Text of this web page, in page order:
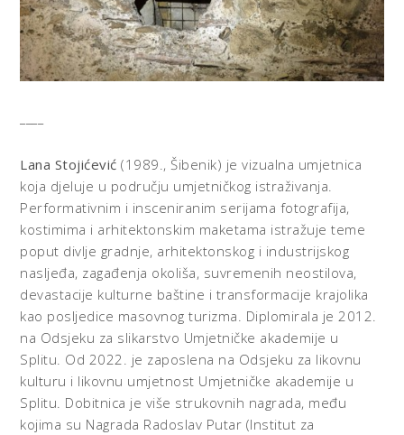
Lana Stojićević (1989., Šibenik) je vizualna umjetnica
koja djeluje u području umjetničkog istraživanja.
Performativnim i insceniranim serijama fotografija,
kostimima i arhitektonskim maketama istražuje teme
poput divlje gradnje, arhitektonskog i industrijskog
nasljeđa, zagađenja okoliša, suvremenih neostilova,
devastacije kulturne baštine i transformacije krajolika
kao posljedice masovnog turizma. Diplomirala je 2012.
na Odsjeku za slikarstvo Umjetničke akademije u
Splitu. Od 2022. je zaposlena na Odsjeku za likovnu
kulturu i likovnu umjetnost Umjetničke akademije u
Splitu. Dobitnica je više strukovnih nagrada, među
kojima su Nagrada Radoslav Putar (Institut za